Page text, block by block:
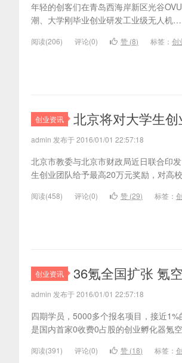
年轻的创客们在青岛西海岸新区光谷
潮、大学刚毕业创业研发工业级无人机
阅读(206) 评论(0) 赞 (8) 标签： 创
创业资讯 北京将对大学生
admin 发布于 2016/01/01 22:57:18
北京市教委与北京市财政局近日联合印
生创业团队给予最高20万元奖励，对高
阅读(458) 评论(0) 赞 (29) 标签：
创业资讯 36氪全国扩张 氪
admin 发布于 2016/01/01 22:57:18
四期学员，5000多个报名项目，接近
是国内首家0收费0占股的创业孵化器氪
阅读(391) 评论(0) 赞 (18) 标签：